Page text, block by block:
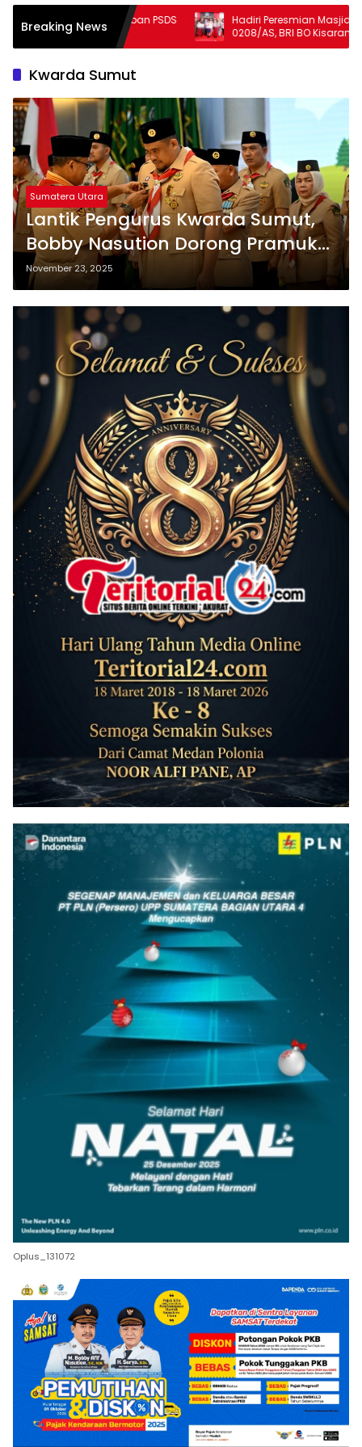
Breaking News
PSDS
Hadiri Peresmian Masjid Al-Ikhlas Kodim
0208/AS, BRI BO Kisaran Serahkan
Penghargaan bagi Anak Prajurit
Kwarda Sumut
Sumatera Utara
Lantik Pengurus Kwarda Sumut,
Bobby Nasution Dorong Pramuka
Terlibat dalam Pemberantasan
Narkoba
November 23, 2025
Oplus_131072